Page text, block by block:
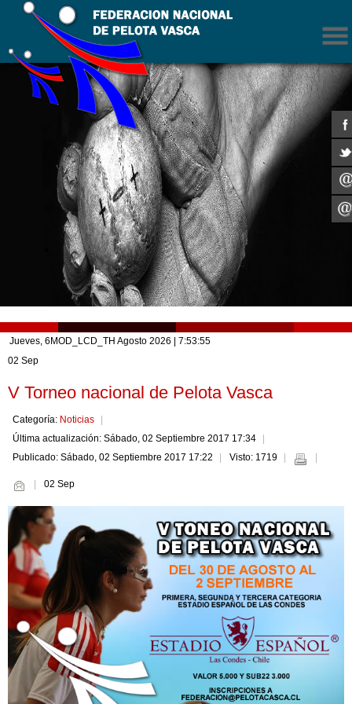
Jueves, 6MOD_LCD_TH Agosto 2026 | 7:53:55
02 Sep
V Torneo nacional de Pelota Vasca
Categoría: Noticias
Última actualización: Sábado, 02 Septiembre 2017 17:34
Publicado: Sábado, 02 Septiembre 2017 17:22
Visto: 1719
02 Sep